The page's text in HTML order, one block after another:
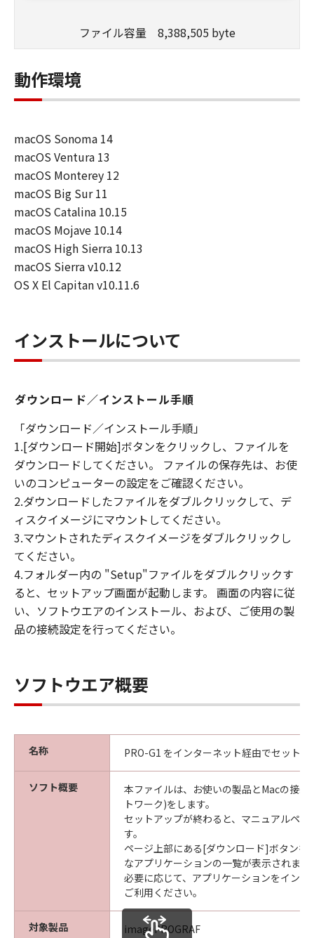
がないこと、その他本ソフトウェアに関し
キヤノン、キヤノンマーケティングジャパ
ン株式会社およびキヤノンのライセンサー
連して生ずる直接的または間接的な損失、
損害等について、いかなる場合においても
一切の責任を負いません。
ユーザーは、日本国政府または該当国の政
府より必要な許可等を得ることなしに、本
ソフトウェアの全部または一部を、直接ま
たは間接に輸出してはなりません。
ファイル容量 8,388,505 byte
動作環境
macOS Sonoma 14
macOS Ventura 13
macOS Monterey 12
macOS Big Sur 11
macOS Catalina 10.15
macOS Mojave 10.14
macOS High Sierra 10.13
macOS Sierra v10.12
OS X El Capitan v10.11.6
インストールについて
ダウンロード／インストール手順
「ダウンロード／インストール手順」
1.[ダウンロード開始]ボタンをクリックし、ファイルを
ダウンロードしてください。 ファイルの保存先は、お使
いのコンピューターの設定をご確認ください。
2.ダウンロードしたファイルをダブルクリックして、デ
ィスクイメージにマウントしてください。
3.マウントされたディスクイメージをダブルクリックし
てください。
4.フォルダー内の "Setup"ファイルをダブルクリックす
ると、セットアップ画面が起動します。 画面の内容に従
い、ソフトウエアのインストール、および、ご使用の製
品の接続設定を行ってください。
ソフトウエア概要
名称 PRO-G1 をインターネット経由でセット
ソフト概要
本ファイルは、お使いの製品とMacの接続
トワーク)をします。
セットアップが終わると、マニュアルペー
す。
ページ上部にある[ダウンロード]ボタンを
なアプリケーションの一覧が表示されます
必要に応じて、アプリケーションをイン
ご利用ください。
対象製品 imagePROGRAF